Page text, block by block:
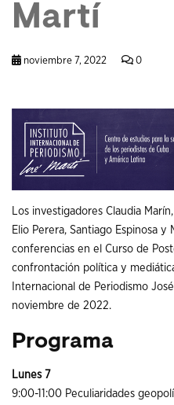
Martí
noviembre 7, 2022 0
Los investigadores Claudia
Elio Perera, Santiago Espinosa y
conferencias en el Curso de
confrontación política y
Internacional de Periodismo
noviembre de 2022.
Programa
Lunes 7
9:00-11:00 Peculiaridades